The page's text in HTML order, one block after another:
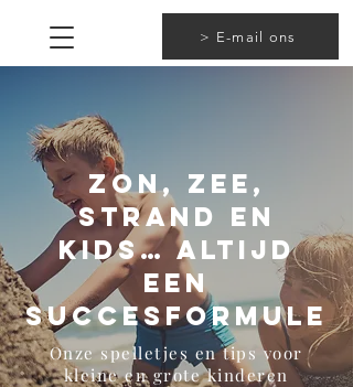
> E-mail ons
Zon, zee,
strand en
kids… altijd
een
succesformule
Onze spelletjes en tips voor
kleine en grote kinderen